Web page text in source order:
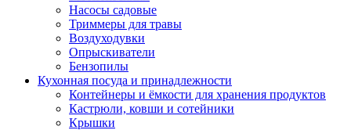
Насосы садовые
Триммеры для травы
Воздуходувки
Опрыскиватели
Бензопилы
Кухонная посуда и принадлежности
Контейнеры и ёмкости для хранения продуктов
Кастрюли, ковши и сотейники
Крышки